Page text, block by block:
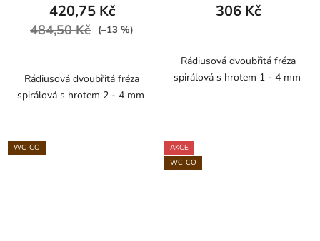
420,75 Kč
484,50 Kč (–13 %)
Rádiusová dvoubřitá fréza
spirálová s hrotem 2 - 4 mm
306 Kč
Rádiusová dvoubřitá fréza
spirálová s hrotem 1 - 4 mm
WC-CO
AKCE
WC-CO